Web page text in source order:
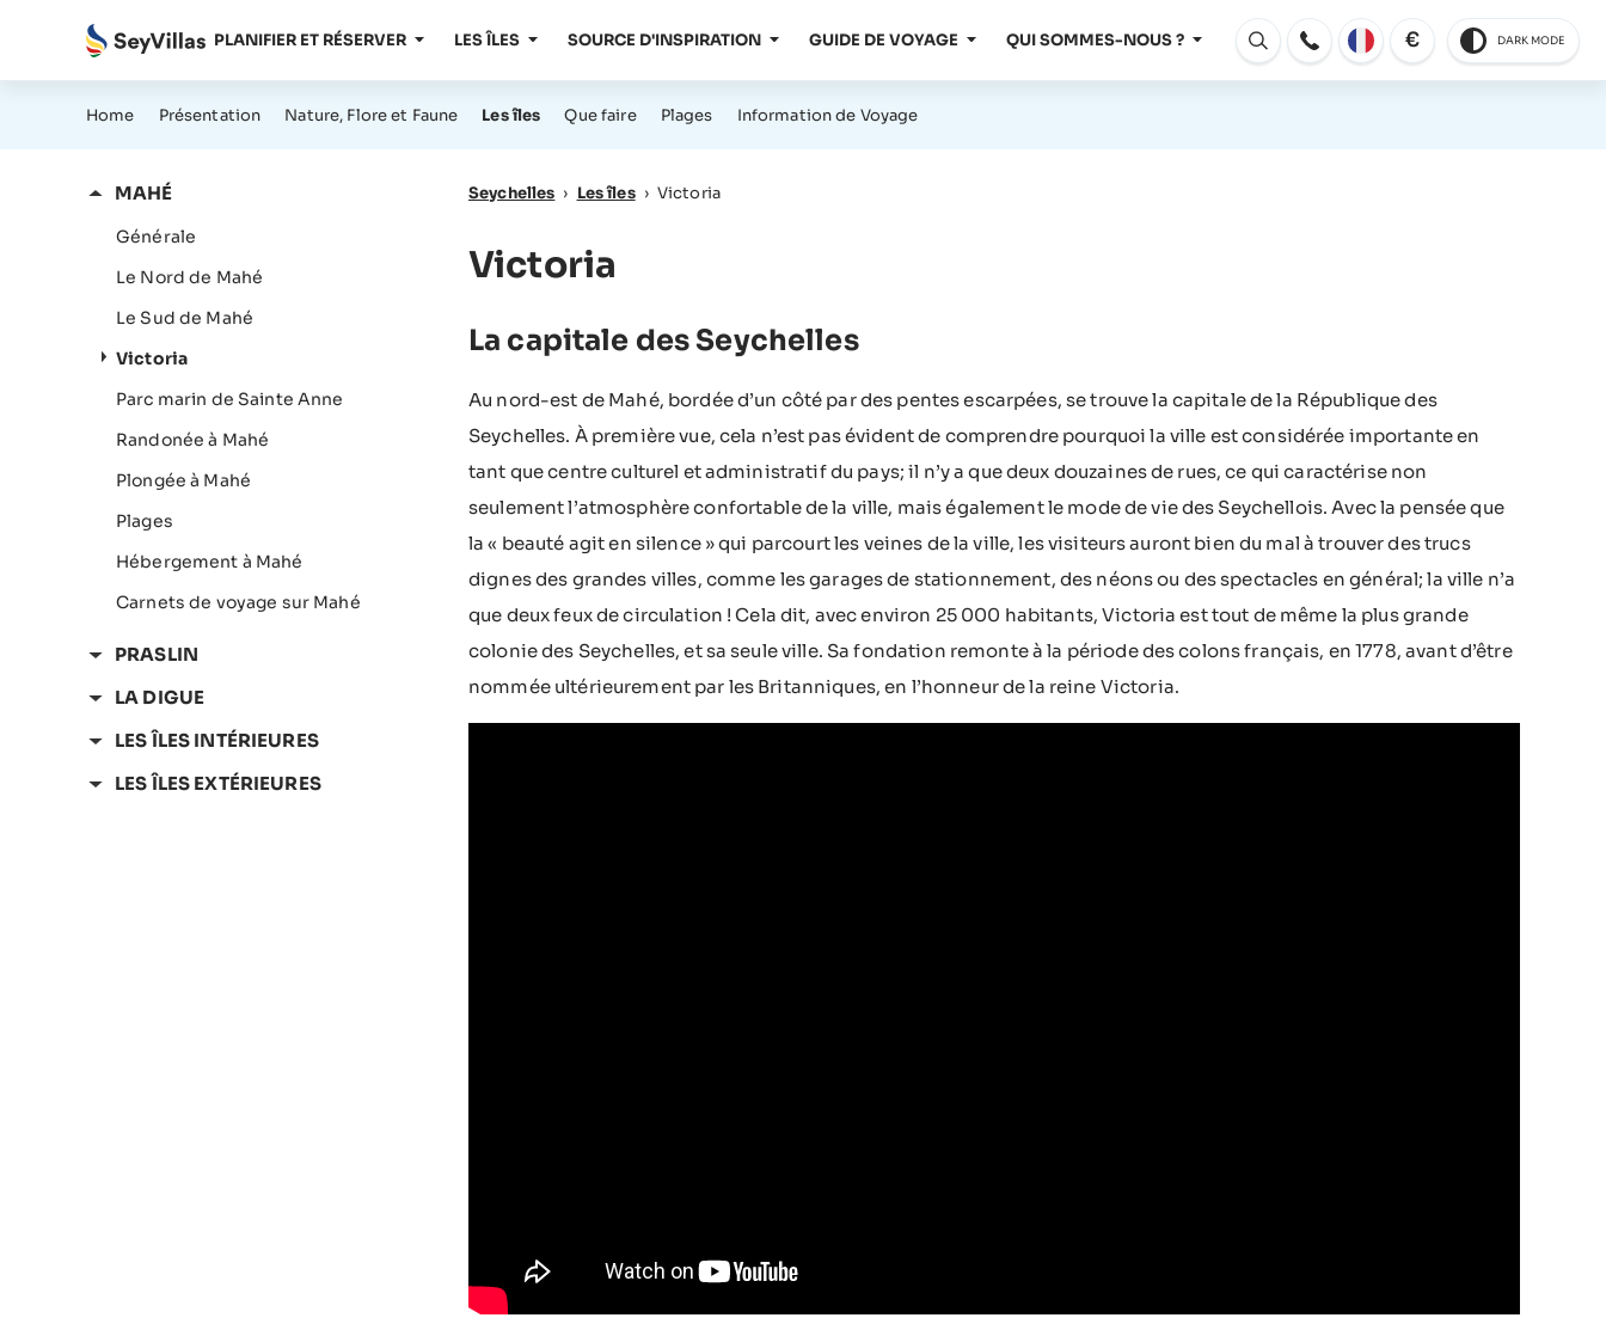
PLANIFIER ET RÉSERVER LES ÎLES SOURCE D'INSPIRATION GUIDE DE VOYAGE QUI SOMMES-NOUS ?
Ouvert
€ DARK MODE
Home Présentation Nature, Flore et Faune Les îles Que faire Plages Information de Voyage
MAHÉ
Générale
Le Nord de Mahé
Le Sud de Mahé
Victoria
Parc marin de Sainte Anne
Randonée à Mahé
Plongée à Mahé
Plages
Hébergement à Mahé
Carnets de voyage sur Mahé
PRASLIN
LA DIGUE
LES ÎLES INTÉRIEURES
LES ÎLES EXTÉRIEURES
Seychelles › Les îles › Victoria
Victoria
La capitale des Seychelles
Au nord-est de Mahé, bordée d’un côté par des pentes escarpées, se trouve la capitale de la République des
Seychelles. À première vue, cela n’est pas évident de comprendre pourquoi la ville est considérée importante en
tant que centre culturel et administratif du pays; il n’y a que deux douzaines de rues, ce qui caractérise non
seulement l’atmosphère confortable de la ville, mais également le mode de vie des Seychellois. Avec la pensée que
la « beauté agit en silence » qui parcourt les veines de la ville, les visiteurs auront bien du mal à trouver des trucs
dignes des grandes villes, comme les garages de stationnement, des néons ou des spectacles en général; la ville n’a
que deux feux de circulation ! Cela dit, avec environ 25 000 habitants, Victoria est tout de même la plus grande
colonie des Seychelles, et sa seule ville. Sa fondation remonte à la période des colons français, en 1778, avant d’être
nommée ultérieurement par les Britanniques, en l’honneur de la reine Victoria.